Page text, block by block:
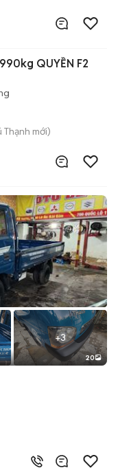
QUYỀN F2
Thạnh mới)
+3
20